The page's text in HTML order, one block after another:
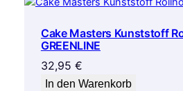
Cake Masters Kunststoff
GREENLINE
32,95 €
In den Warenkorb